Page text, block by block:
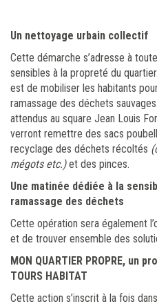
Un nettoyage urbain collectif
Cette démarche s’adresse à
sensibles à la propreté du
est de mobiliser les habitants
ramassage des déchets
attendus au square Jean Louis
verront remettre des sacs
recyclage des déchets récoltés
mégots etc.)et des pinces.
Une matinée dédiée à la
ramassage des déchets
Cette opération sera également
et de trouver ensemble des
MON QUARTIER PROPRE, un
TOURS HABITAT
Cette action s’inscrit à la fois